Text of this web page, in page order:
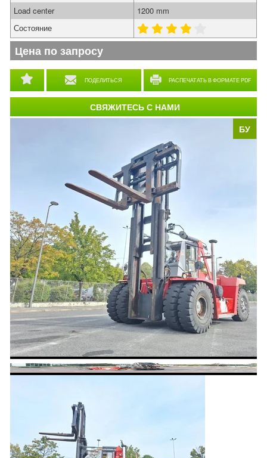
БУ
ПОДЕЛИТЬСЯ РАСПЕЧАТАТЬ В ФОРМАТЕ PDF
Load center
1200 mm
Состояние
Цена по запросу
СВЯЖИТЕСЬ С НАМИ